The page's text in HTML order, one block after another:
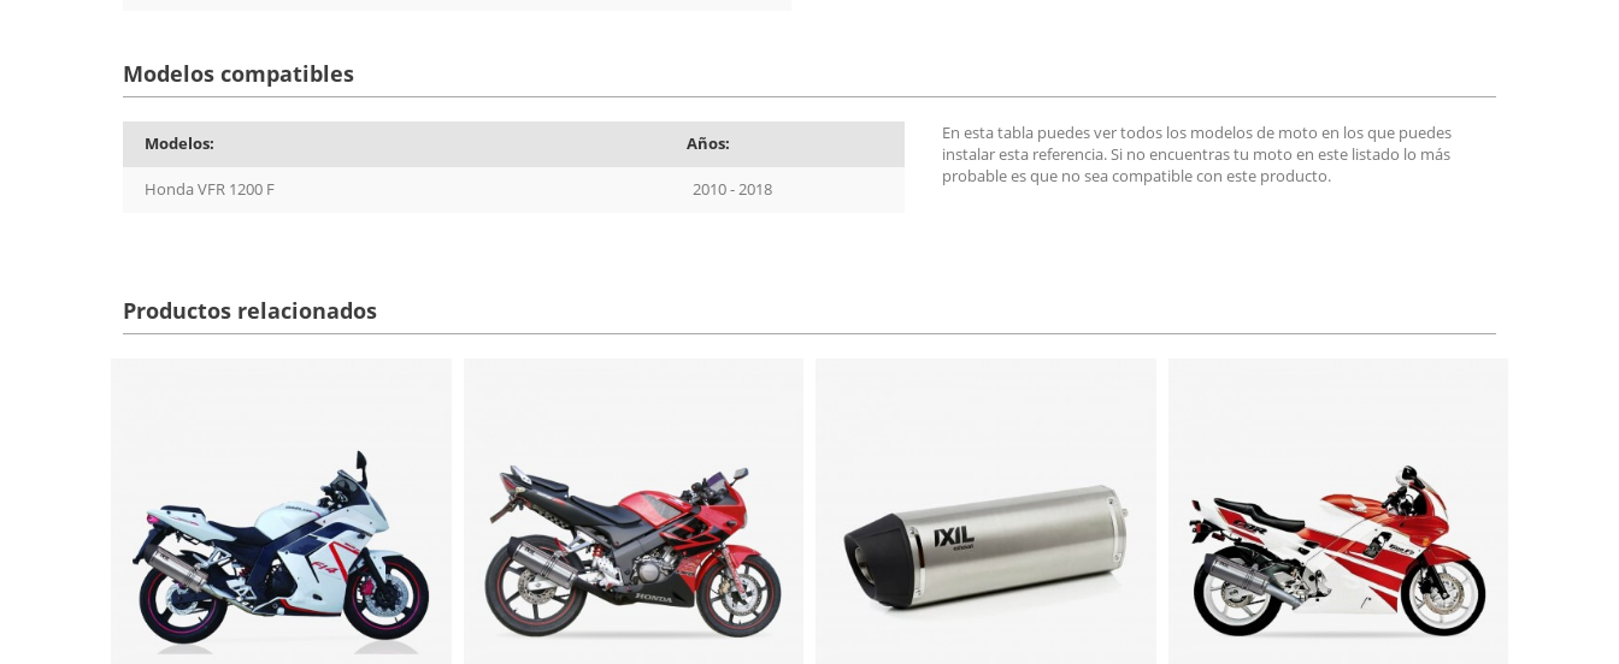
Modelos compatibles
Modelos: Años:
Honda VFR 1200 F 2010 - 2018
En esta tabla puedes ver todos los modelos de moto en los que puedes
instalar esta referencia. Si no encuentras tu moto en este listado lo más
probable es que no sea compatible con este producto.
Productos relacionados